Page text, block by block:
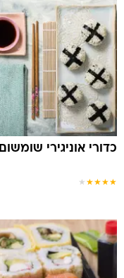
כדורי אוניגירי שומשום
★
★
★
★
★